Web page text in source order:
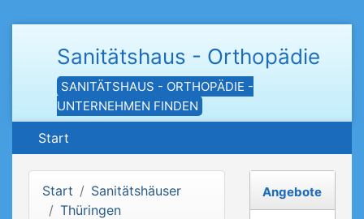
Sanitätshaus - Orthopädie
SANITÄTSHAUS - ORTHOPÄDIE -
UNTERNEHMEN FINDEN
Start
Start
Sanitätshäuser
Thüringen
Angebote